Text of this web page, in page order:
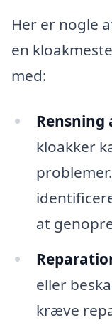
Her er nogle
en
med:
Rensning
kloakker
at
eller
kræve